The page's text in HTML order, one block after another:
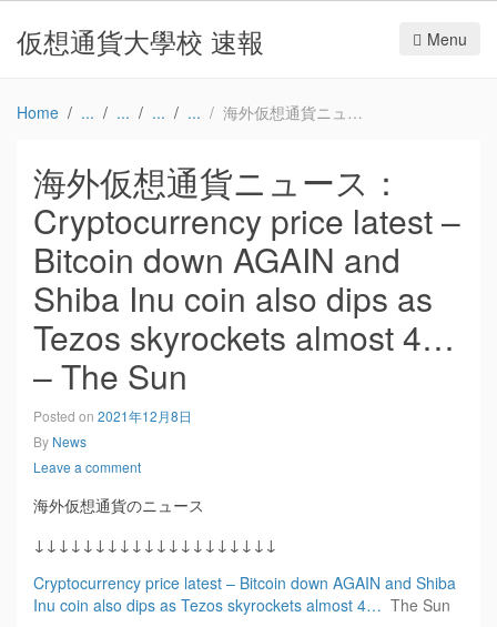
仮想通貨大學校 速報 Menu
Home 海外仮想通貨ニュース：Cryptocurrency price latest – Bitcoin down AGAIN and Shiba Inu coin also dips as Tezos skyrockets almost 4… – The Sun
海外仮想通貨ニュース：
Cryptocurrency price latest –
Bitcoin down AGAIN and
Shiba Inu coin also dips as
Tezos skyrockets almost 4…
– The Sun
Posted on 2021年12月8日
By News
Leave a comment
海外仮想通貨のニュース
↓↓↓↓↓↓↓↓↓↓↓↓↓↓↓↓↓↓↓↓
Cryptocurrency price latest – Bitcoin down AGAIN and Shiba
Inu coin also dips as Tezos skyrockets almost 4… The Sun